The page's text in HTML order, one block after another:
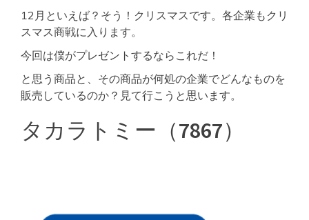
12月といえば？そう！クリスマスです。各企業もクリ
スマス商戦に入ります。
今回は僕がプレゼントするならこれだ！
と思う商品と、その商品が何処の企業でどんなものを
販売しているのか？見て行こうと思います。
タカラトミー（7867）